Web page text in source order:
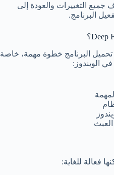
جميع التغييرات والعودة إلى
البرنامج.
تحميل البرنامج خطوة مهمة، خاصة
الويندوز:
فعالة للغاية: